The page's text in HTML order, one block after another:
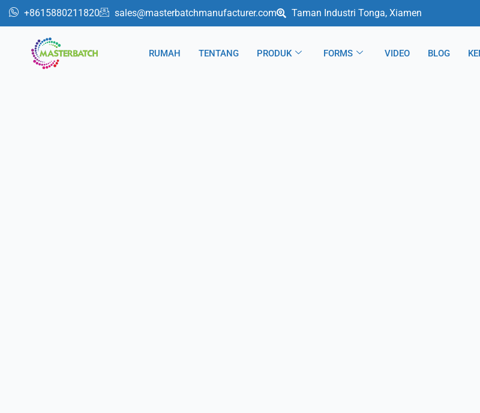
+8615880211820 sales@masterbatchmanufacturer.com Taman Industri Tonga, Xiamen
RUMAH TENTANG PRODUK FORMS VIDEO BLOG